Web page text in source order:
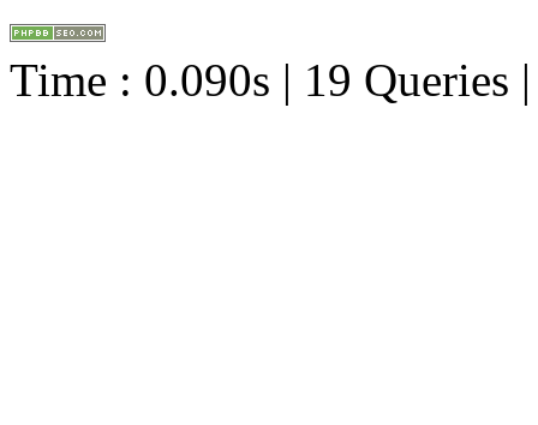
Time : 0.090s | 19 Queries